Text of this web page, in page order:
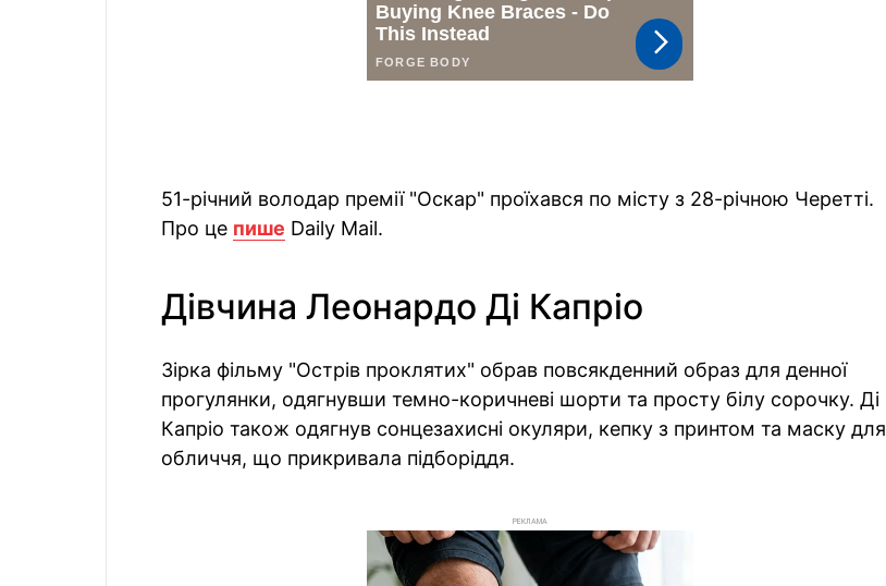
51-річний володар премії "Оскар" проїхався по місту з 28-річною Черетті.
Про це пише Daily Mail.
Дівчина Леонардо Ді Капріо
Зірка фільму "Острів проклятих" обрав повсякденний образ для денної
прогулянки, одягнувши темно-коричневі шорти та просту білу сорочку. Ді
Капріо також одягнув сонцезахисні окуляри, кепку з принтом та маску для
обличчя, що прикривала підборіддя.
РЕКЛАМА